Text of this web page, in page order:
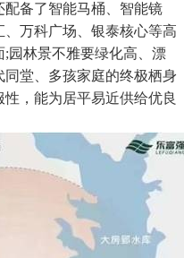
配备了智能马桶、智能镜
万科广场、银泰核心等高
园林景不雅要绿化高、漂
堂、多孩家庭的终极栖身
，能为居平易近供给优良